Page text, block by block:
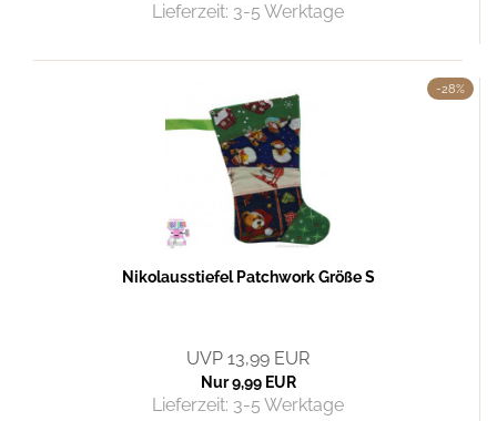
Lieferzeit: 3-5 Werktage
-28%
Nikolausstiefel Patchwork Größe S
UVP 13,99 EUR
Nur 9,99 EUR
Lieferzeit: 3-5 Werktage